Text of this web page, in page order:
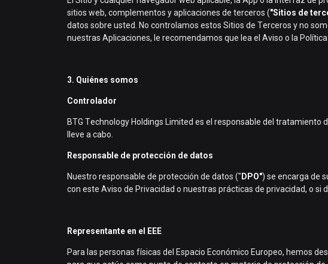
sitios web, complementos y aplicaciones de terceros ("Sitios de
datos sobre usted. No controlamos estos Sitios de Terceros y no
nuestras Aplicaciones, le recomendamos que lea el Aviso o la
3. Quiénes somos
Controlador
BTG Technology Holdings Limited es el responsable del
lleve a cabo.
Responsable de protección de datos
Nuestro responsable de protección de datos (" DPO") se encarga de
con este Aviso de Privacidad o nuestras prácticas de privacidad, o
Representante en el EEE
Para las personas físicas del Espacio Económico Europeo, hemos